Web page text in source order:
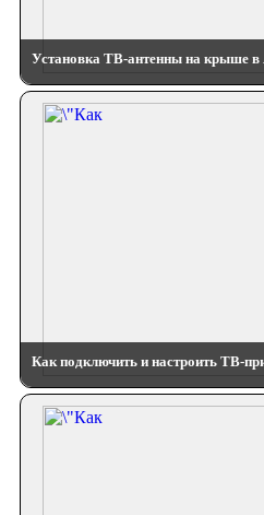
Установка ТВ-антенны на крыше в
Как подключить и настроить ТВ-